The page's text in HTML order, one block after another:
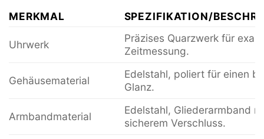
MERKMAL SPEZIFIKATION/
Uhrwerk
Präzises Quarzwerk für
Zeitmessung.
Gehäusematerial
Edelstahl, poliert für einen
Glanz.
Armbandmaterial
Edelstahl, Gliederarmband
sicherem Verschluss.